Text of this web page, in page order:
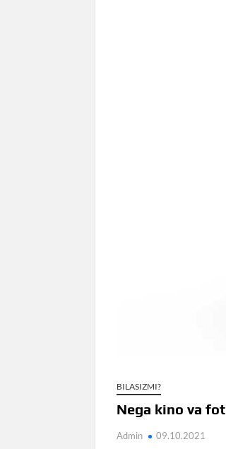
BILASIZMI?
Nega kino va
Admin 09.10.2021